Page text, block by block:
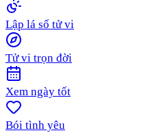
Lập lá số tử vi
Tử vi trọn đời
Xem ngày tốt
Bói tình yêu